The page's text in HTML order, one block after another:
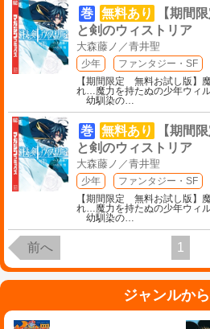
巻 無料あり
【期間
と剣のウィストリア
大森藤ノ／青井聖
少年
ファンタジー・SF
【期間限定 無料お試し版】
れ…魔力を持たぬの少年ウィル
幼馴染の…
巻 無料あり
【期間
と剣のウィストリア
大森藤ノ／青井聖
少年
ファンタジー・SF
【期間限定 無料お試し版】
れ…魔力を持たぬの少年ウィル
幼馴染の…
前へ 1
ジャンルか